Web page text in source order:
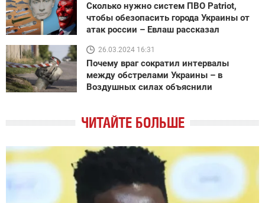
Сколько нужно систем ПВО Patriot,
чтобы обезопасить города Украины от
атак россии – Евлаш рассказал
26.03.2024 16:31
Почему враг сократил интервалы
между обстрелами Украины – в
Воздушных силах объяснили
ЧИТАЙТЕ БОЛЬШЕ